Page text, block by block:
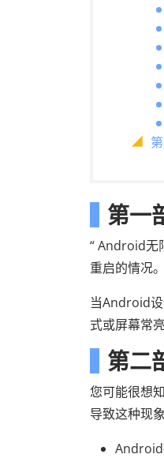
第一
“ Android无
重启的情况
当Android
式或屏幕常
第二
您可能很想
导致这种现
Android